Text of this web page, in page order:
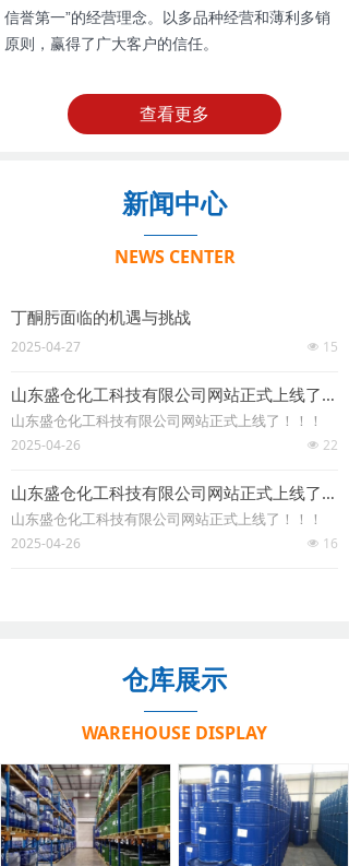
信誉第一”的经营理念。以多品种经营和薄利多销
原则，赢得了广大客户的信任。
查看更多
新闻中心
NEWS CENTER
丁酮肟面临的机遇与挑战
넶 15
2025-04-27
山东盛仓化工科技有限公司网站正式上线了！！！
山东盛仓化工科技有限公司网站正式上线了！！！
넶 22
2025-04-26
山东盛仓化工科技有限公司网站正式上线了！！！
山东盛仓化工科技有限公司网站正式上线了！！！
넶 16
2025-04-26
仓库展示
WAREHOUSE DISPLAY